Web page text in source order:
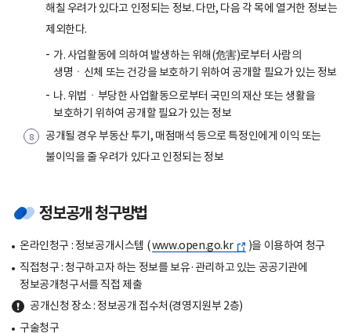
해칠 우려가 있다고 인정되는 정보. 다만, 다음 각 목에 열거한 정보는
제외한다.
가. 사업활동에 의하여 발생하는 위해(危害)로부터 사람의
생명ㆍ신체 또는 건강을 보호하기 위하여 공개할 필요가 있는 정보
나. 위법ㆍ부당한 사업활동으로부터 국민의 재산 또는 생활을
보호하기 위하여 공개할 필요가 있는 정보
공개될 경우 부동산 투기, 매점매석 등으로 특정인에게 이익 또는
불이익을 줄 우려가 있다고 인정되는 정보
정보공개 청구방법
온라인청구 : 정보공개시스템 (www.open.go.kr
)을 이용하여 청구
직접청구 : 청구하고자 하는 정보를 보유·관리하고 있는 공공기관에
정보공개청구서를 직접 제출
공개신청 장소 : 정보공개 접수처(경영지원부 2층)
구술청구